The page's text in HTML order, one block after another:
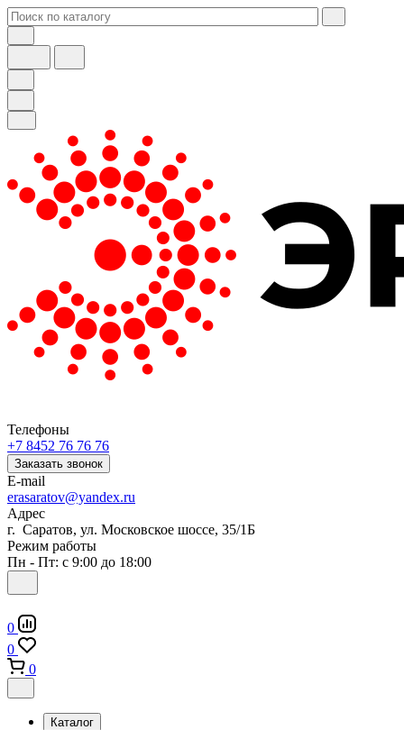
Телефоны
+7 8452 76 76 76
Заказать звонок
E-mail
erasaratov@yandex.ru
Адрес
г. Саратов, ул. Московское шоссе, 35/1Б
Режим работы
Пн - Пт: с 9:00 до 18:00
0
0
0
Каталог